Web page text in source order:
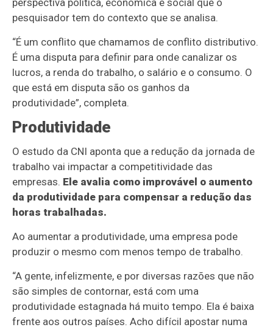
perspectiva política, econômica e social que o
pesquisador tem do contexto que se analisa.
“É um conflito que chamamos de conflito distributivo.
É uma disputa para definir para onde canalizar os
lucros, a renda do trabalho, o salário e o consumo. O
que está em disputa são os ganhos da
produtividade”, completa.
Produtividade
O estudo da CNI aponta que a redução da jornada de
trabalho vai impactar a competitividade das
empresas. Ele avalia como improvável o aumento
da produtividade para compensar a redução das
horas trabalhadas.
Ao aumentar a produtividade, uma empresa pode
produzir o mesmo com menos tempo de trabalho.
“A gente, infelizmente, e por diversas razões que não
são simples de contornar, está com uma
produtividade estagnada há muito tempo. Ela é baixa
frente aos outros países. Acho difícil apostar numa